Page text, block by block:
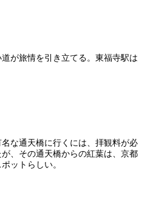
が旅情を引き立てる。東福寺駅は
な通天橋に行くには、拝観料が必
、その通天橋からの紅葉は、京都
ットらしい。